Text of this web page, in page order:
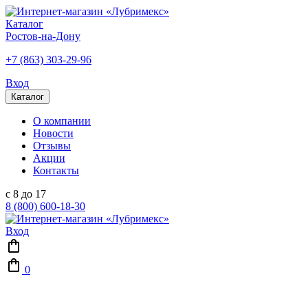
Каталог
Ростов-на-Дону
+7 (863) 303-29-96
Вход
Каталог
О компании
Новости
Отзывы
Акции
Контакты
с 8 до 17
8 (800) 600-18-30
Вход
0